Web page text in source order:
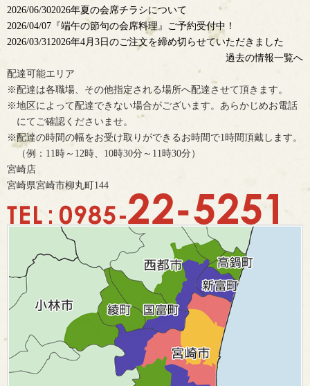
2026/06/302026年夏の会席チラシについて
2026/04/07 『端午の節句の会席料理』ご予約受付中！
2026/03/31 2026年4月3日のご注文を締め切らせていただきました
過去の情報一覧へ
配達可能エリア
※配達は各職場、その他指定される場所へ配達させて頂きます。
※地区によって配達できない場合がございます。あらかじめお電話
にてご確認くださいませ。
※配達の時間の幅をお受け取りができるお時間で1時間頂戴します。
（例：11時～12時、10時30分～11時30分）
宮崎店
宮崎県宮崎市柳丸町144